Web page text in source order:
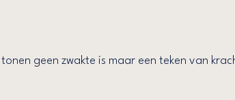
geen zwakte is maar een teken van